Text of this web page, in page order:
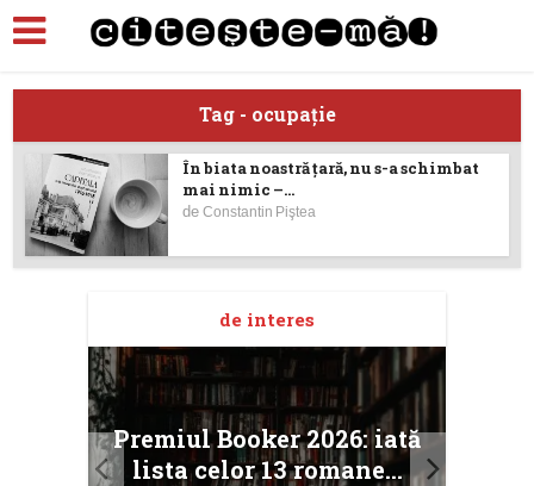
Tag - ocupaţie
În biata noastră ţară, nu s-a schimbat
mai nimic –...
deConstantin Piştea
de interes
Premiul Booker 2026: iată
lista celor 13 romane...